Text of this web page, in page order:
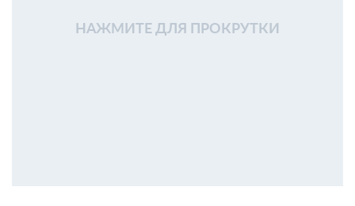
НАЖМИТЕ ДЛЯ ПРОКРУТКИ